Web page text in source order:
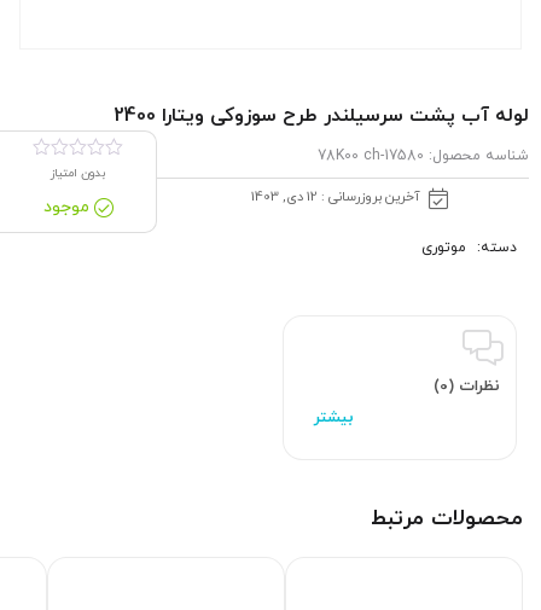
لوله آب پشت سرسیلندر طرح سوزوکی ویتارا 2400
شناسه محصول: 17580-78K00 ch
آخرین بروزرسانی : 12 دی, 1403
بدون امتیاز
موجود
دسته: موتوری
نظرات (0)
محصولات مرتبط